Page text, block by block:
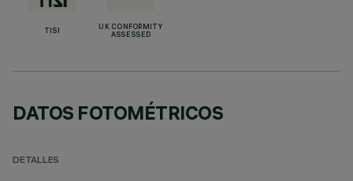
TISI
UK CONFORMITY
ASSESSED
DATOS FOTOMÉTRICOS
DETALLES